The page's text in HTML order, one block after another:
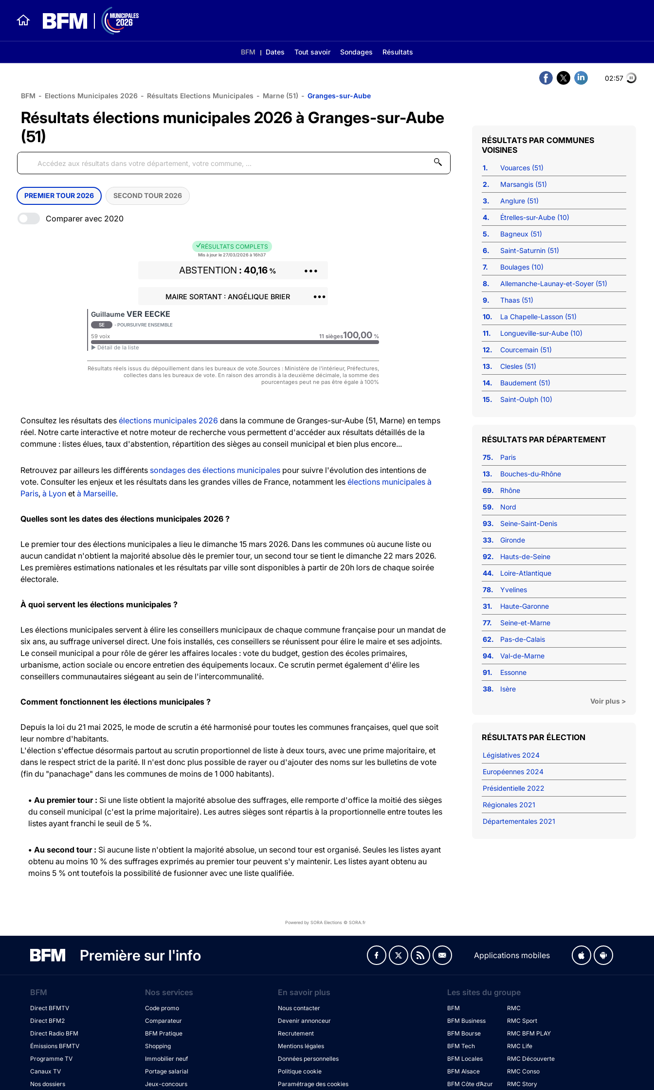
BFM Dates Tout savoir Sondages Résultats
02:56
BFM - Elections Municipales 2026 - Résultats Elections Municipales - Marne (51) - Granges-sur-Aube
Résultats élections municipales 2026 à Granges-sur-Aube
(51)
PREMIER TOUR 2026 SECOND TOUR 2026
Comparer avec 2020
RÉSULTATS COMPLETS
Mis à jour le 27/03/2026 à 16h37
ABSTENTION 40,16 % •••
MAIRE SORTANT : ANGÉLIQUE BRIER •••
Guillaume VER EECKE
SE - POURSUIVRE ENSEMBLE
59 voix 11 sièges100,00 %
► Détail de la liste
Résultats réels issus du dépouillement dans les bureaux de vote.Sources : Ministère de l'intérieur, Préfectures,
collectes dans les bureaux de vote. En raison des arrondis à la deuxième décimale, la somme des
pourcentages peut ne pas être égale à 100%
Consultez les résultats des élections municipales 2026 dans la commune de Granges-sur-Aube (51, Marne) en temps
réel. Notre carte interactive et notre moteur de recherche vous permettent d'accéder aux résultats détaillés de la
commune : listes élues, taux d'abstention, répartition des sièges au conseil municipal et bien plus encore...
Retrouvez par ailleurs les différents sondages des élections municipales pour suivre l'évolution des intentions de
vote. Consulter les enjeux et les résultats dans les grandes villes de France, notamment les élections municipales à
Paris, à Lyon et à Marseille.
Quelles sont les dates des élections municipales 2026 ?
Le premier tour des élections municipales a lieu le dimanche 15 mars 2026. Dans les communes où aucune liste ou
aucun candidat n'obtient la majorité absolue dès le premier tour, un second tour se tient le dimanche 22 mars 2026.
Les premières estimations nationales et les résultats par ville sont disponibles à partir de 20h lors de chaque soirée
électorale.
À quoi servent les élections municipales ?
Les élections municipales servent à élire les conseillers municipaux de chaque commune française pour un mandat de
six ans, au suffrage universel direct. Une fois installés, ces conseillers se réunissent pour élire le maire et ses adjoints.
Le conseil municipal a pour rôle de gérer les affaires locales : vote du budget, gestion des écoles primaires,
urbanisme, action sociale ou encore entretien des équipements locaux. Ce scrutin permet également d'élire les
conseillers communautaires siégeant au sein de l'intercommunalité.
Comment fonctionnent les élections municipales ?
Depuis la loi du 21 mai 2025, le mode de scrutin a été harmonisé pour toutes les communes françaises, quel que soit
leur nombre d'habitants.
L'élection s'effectue désormais partout au scrutin proportionnel de liste à deux tours, avec une prime majoritaire, et
dans le respect strict de la parité. Il n'est donc plus possible de rayer ou d'ajouter des noms sur les bulletins de vote
(fin du "panachage" dans les communes de moins de 1 000 habitants).
• Au premier tour : Si une liste obtient la majorité absolue des suffrages, elle remporte d'office la moitié des sièges
du conseil municipal (c'est la prime majoritaire). Les autres sièges sont répartis à la proportionnelle entre toutes les
listes ayant franchi le seuil de 5 %.
• Au second tour : Si aucune liste n'obtient la majorité absolue, un second tour est organisé. Seules les listes ayant
obtenu au moins 10 % des suffrages exprimés au premier tour peuvent s'y maintenir. Les listes ayant obtenu au
moins 5 % ont toutefois la possibilité de fusionner avec une liste qualifiée.
COMMUNES
VOISINES
1.
Vouarces (51)
2.
Marsangis (51)
3.
Anglure (51)
4.
Étrelles-sur-Aube (10)
5.
Bagneux (51)
6.
Saint-Saturnin (51)
7.
Boulages (10)
8.
Allemanche-Launay-et-Soyer (51)
9.
Thaas (51)
10.
La Chapelle-Lasson (51)
11.
Longueville-sur-Aube (10)
12.
Courcemain (51)
13.
Clesles (51)
14.
Baudement (51)
15.
Saint-Oulph (10)
RÉSULTATS PAR DÉPARTEMENT
75.
Paris
13.
Bouches-du-Rhône
69.
Rhône
59.
Nord
93.
Seine-Saint-Denis
33.
Gironde
92.
Hauts-de-Seine
44.
Loire-Atlantique
78.
Yvelines
31.
Haute-Garonne
77.
Seine-et-Marne
62.
Pas-de-Calais
94.
Val-de-Marne
91.
Essonne
38.
Isère
Voir plus >
RÉSULTATS PAR ÉLECTION
Législatives 2024
Européennes 2024
Présidentielle 2022
Régionales 2021
Départementales 2021
Powered by SORA Elections © SORA.fr
Première sur l'info Applications mobiles
BFM
Direct BFMTV
Direct BFM2
Direct Radio BFM
Émissions BFMTV
Programme TV
Canaux TV
Nos dossiers
Nos services
Code promo
Comparateur
BFM Pratique
Shopping
Immobilier neuf
Portage salarial
Jeux-concours
En savoir plus
Nous contacter
Devenir annonceur
Recrutement
Mentions légales
Données personnelles
Politique cookie
Paramétrage des cookies
Les sites du groupe
BFM
BFM Business
BFM Bourse
BFM Tech
BFM Locales
BFM Alsace
BFM Côte d’Azur
RMC
RMC Sport
RMC BFM PLAY
RMC Life
RMC Découverte
RMC Conso
RMC Story